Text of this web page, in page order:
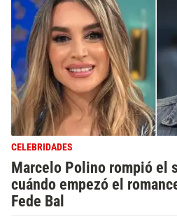
CELEBRIDADES
Marcelo Polino rompió el
cuándo empezó el
Fede Bal